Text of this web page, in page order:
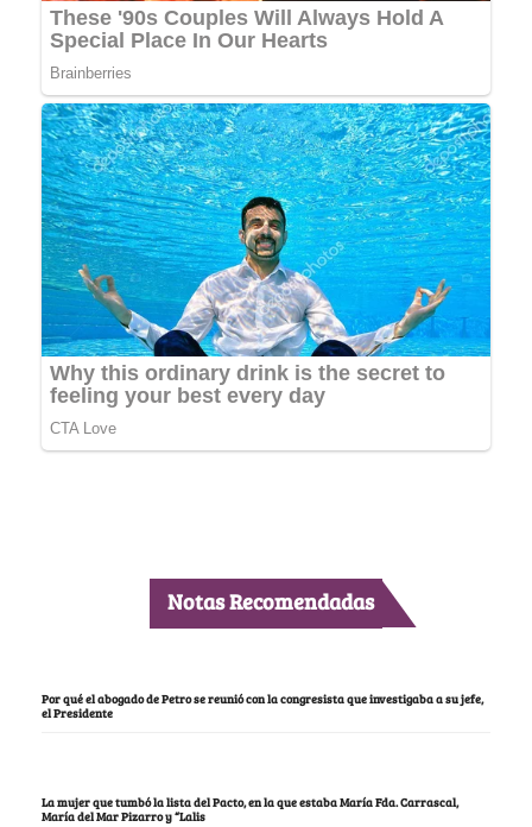
Notas Recomendadas
Por qué el abogado de Petro se reunió con la congresista que investigaba a su jefe,
el Presidente
La mujer que tumbó la lista del Pacto, en la que estaba María Fda. Carrascal,
María del Mar Pizarro y “Lalis